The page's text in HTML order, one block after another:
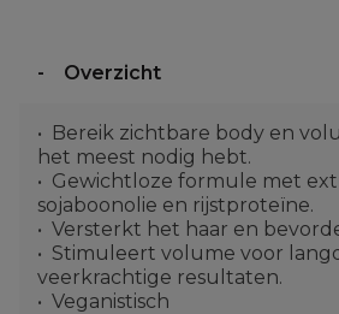
Overzicht
Bereik zichtbare body en
het meest nodig hebt.
Gewichtloze formule met
sojaboonolie en rijstproteïne.
Versterkt het haar en
Stimuleert volume voor
veerkrachtige resultaten.
Veganistisch